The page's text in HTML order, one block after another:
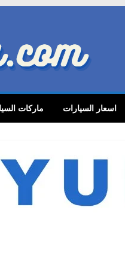
اسعار السيارات ماركات